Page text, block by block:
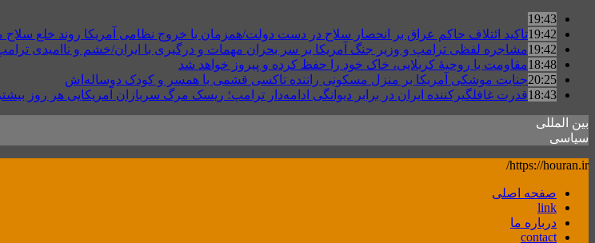
19:43
19:42تاکید ائتلاف حاکم عراق بر انحصار سلاح در دست دولت/همزمان با خروج نظامی آمریکا روند خلع
19:42مشاجره لفظی ترامپ و وزیر جنگ آمریکا بر سر بحران مهمات و درگیری با ایران/خشم و ناامیدی
18:48مقاومت با روحیهٔ کربلایی، خاک خود را حفظ کرده و پیروز خواهد شد
20:25جنایت موشکی آمریکا بر منزل مسکونی راننده تاکسی قشمی با همسر و کودک دوساله‌اش
18:43قدرت غافلگیرکننده ایران در برابر دیوانگی ادامه‌دار ترامپ؛ ریسک مرگ سربازان آمریکایی هر روز
بین المللی
سیاسی
https://houran.ir/
صفحه اصلی
link
درباره ما
contact